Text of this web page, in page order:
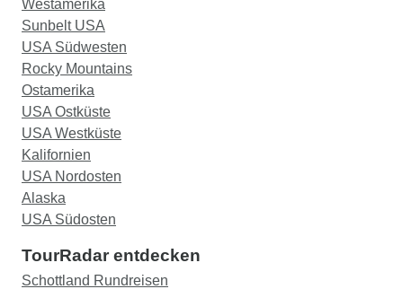
Westamerika
Sunbelt USA
USA Südwesten
Rocky Mountains
Ostamerika
USA Ostküste
USA Westküste
Kalifornien
USA Nordosten
Alaska
USA Südosten
TourRadar entdecken
Schottland Rundreisen